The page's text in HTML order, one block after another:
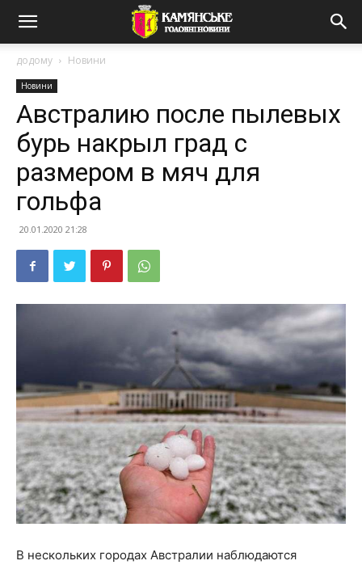
додому Новини
Новини
Австралию после пылевых
бурь накрыл град с
размером в мяч для
гольфа
20.01.2020 21:28
В нескольких городах Австралии наблюдаются